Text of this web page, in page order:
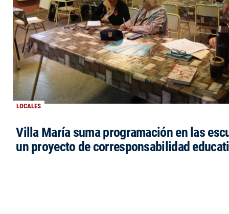
LOCALES
Villa María suma programación en las
un proyecto de corresponsabilidad